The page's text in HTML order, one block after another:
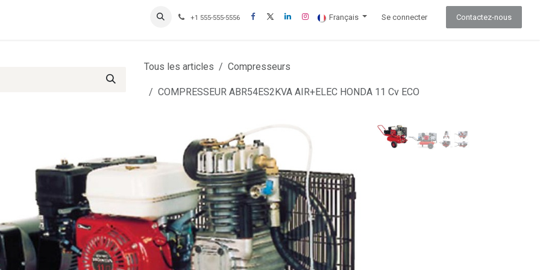
Inscription Clients professionnels+1 555-555-5556 Français Se connecter Contactez-nous
Tous les articles Compresseurs
COMPRESSEUR ABR54ES2KVA AIR+ELEC HONDA 11 Cv ECO